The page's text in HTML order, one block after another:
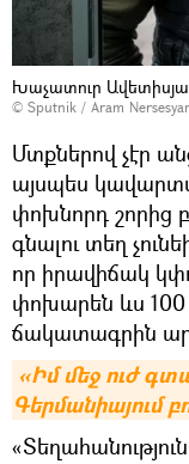
Խաչատուր
© Sputnik / Aram
Մտքներով չէր
այսպես
փոխնորդ շորից
գնալու տեղ
որ իրավիճակ
փոխարեն ևս
ճակատագրին
«Իմ մեջ ուժ
Գերմանիայում